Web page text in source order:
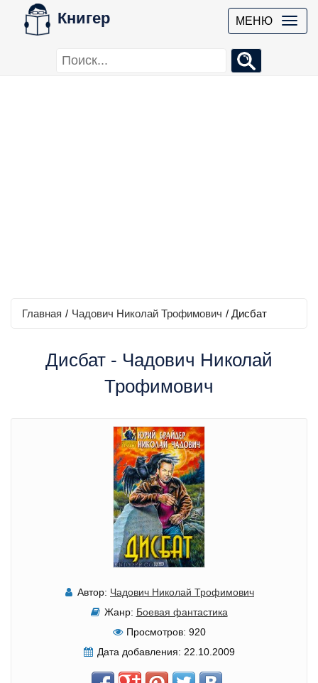
Книгер МЕНЮ
Главная / Чадович Николай Трофимович / Дисбат
Дисбат - Чадович Николай
Трофимович
Автор: Чадович Николай Трофимович
Жанр: Боевая фантастика
Просмотров: 920
Дата добавления: 22.10.2009